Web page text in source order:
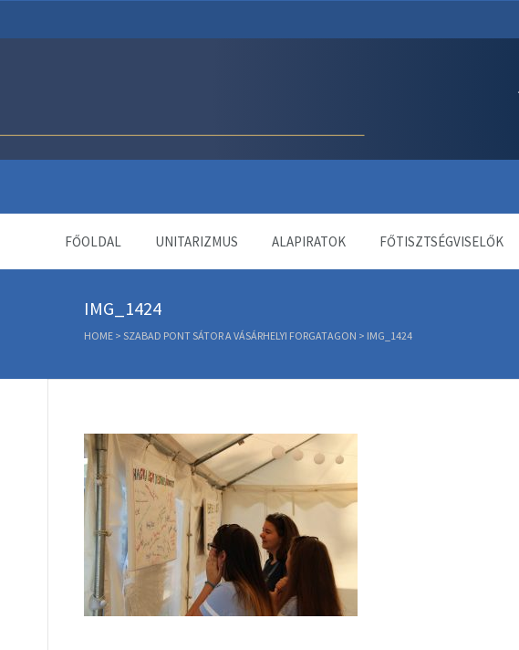
FŐOLDAL UNITARIZMUS ALAPIRATOK FŐTISZTSÉGVISELŐK
IMG_1424
HOME > SZABAD PONT SÁTOR A VÁSÁRHELYI FORGATAGON > IMG_1424